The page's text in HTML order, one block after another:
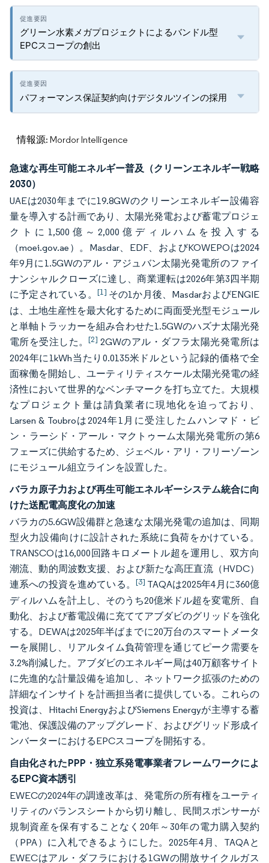
グリーン水素メガプロジェクトによるバンドル型
EPCスコープの創出
パフォーマンス保証契約向けデジタルツインの採用
情報源: Mordor Intelligence
急速な再生可能エネルギー普及（クリーンエネルギー戦略
2030）
UAEは2030年までに19.8GWのクリーンエネルギー設備容
量を導入する計画であり、太陽光発電および蓄電プロジェ
クトに1,500億～2,000億ディルハムを投入する
（moei.gov.ae）。Masdar、EDF、およびKOWEPOは2024
年9月に1.5GWのアル・アジュバン太陽光発電所のファイ
ナンシャルクローズに達し、商業運転は2026年第3四半期
に予定されている。 [1] その1か月後、MasdarおよびENGIE
は、土地生産性を最大化するために両面受光型モジュール
と単軸トラッカーを組み合わせた1.5GWのハズナ太陽光発
電所を受注した。[2] 2GWのアル・ダフラ太陽光発電所は
2024年に1kWh当たり0.0135米ドルという記録的価格で全
面稼働を開始し、ユーティリティスケール太陽光発電の経
済性において世界的なベンチマークを打ち立てた。大規模
なプロジェクト量は請負業者に現地化を迫っており、
Larsen & Toubroは2024年1月に受注したムハンマド・ビ
ン・ラーシド・アール・マクトゥーム太陽光発電所の第6
フェーズに供給するため、ジェベル・アリ・フリーゾーン
にモジュール組立ラインを設置した。
バラカ原子力および再生可能エネルギーシステム統合に向
けた送配電高度化の加速
バラカの5.6GW設備群と急速な太陽光発電の追加は、同期
型火力設備向けに設計された系統に負荷をかけている。
TRANSCOは16,000回路キロメートル超を運用し、双方向
潮流、動的周波数支援、および新たな高圧直流（HVDC）
連系への投資を進めている。 [3] TAQAは2025年4月に360億
ディルハムを計上し、そのうち20億米ドル超を変電所、自
動化、および蓄電設備に充ててアブダビのグリッドを強化
する。DEWAは2025年半ばまでに20万台のスマートメータ
ーを展開し、リアルタイム負荷管理を通じてピーク需要を
3.2%削減した。アブダビのエネルギー局は40万顧客サイト
に先進的な計量設備を追加し、ネットワーク拡張のための
詳細なインサイトを計画担当者に提供している。これらの
投資は、Hitachi EnergyおよびSiemens Energyが主導する蓄
電池、保護設備のアップグレード、およびグリッド形成イ
ンバーターにおけるEPCスコープを開拓する。
自由化されたPPP・独立系発電事業者フレームワークによ
るEPC資本誘引
EWECの2024年の調達改革は、発電所の所有権をユーティ
リティのバランスシートから切り離し、民間スポンサーが
規制資産を保有することなく20年～30年の電力購入契約
（PPA）に入札できるようにした。2025年4月、TAQAと
EWECはアル・ダフラにおける1GWの開放サイクルガス